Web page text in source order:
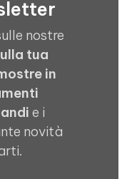
nostre
tua
in
e i
novità